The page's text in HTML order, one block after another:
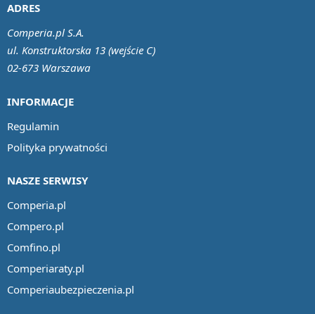
INFORMACJE
Regulamin
Polityka prywatności
NASZE SERWISY
Comperia.pl
Compero.pl
Comfino.pl
Comperiaraty.pl
Comperiaubezpieczenia.pl
ADRES
Comperia.pl S.A.
ul. Konstruktorska 13 (wejście C)
02-673 Warszawa